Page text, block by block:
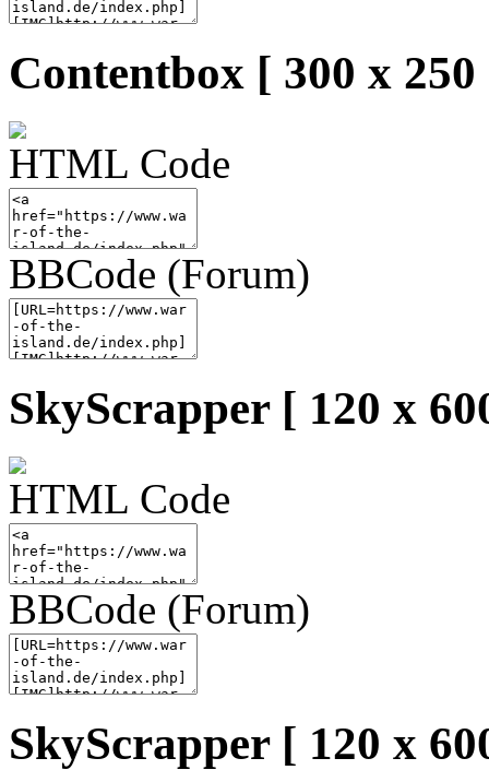
Contentbox [ 300 x 250
HTML Code
BBCode (Forum)
SkyScrapper [ 120 x
HTML Code
BBCode (Forum)
SkyScrapper [ 120 x